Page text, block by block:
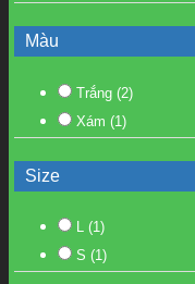
Màu
Trắng (2)
Xám (1)
Size
L (1)
S (1)